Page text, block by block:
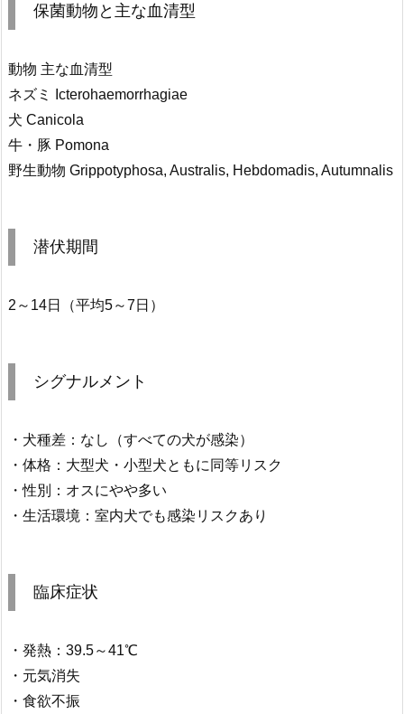
保菌動物と主な血清型
動物 主な血清型
ネズミ Icterohaemorrhagiae
犬 Canicola
牛・豚 Pomona
野生動物 Grippotyphosa, Australis, Hebdomadis, Autumnalis
潜伏期間
2～14日（平均5～7日）
シグナルメント
・犬種差：なし（すべての犬が感染）
・体格：大型犬・小型犬ともに同等リスク
・性別：オスにやや多い
・生活環境：室内犬でも感染リスクあり
臨床症状
・発熱：39.5～41℃
・元気消失
・食欲不振